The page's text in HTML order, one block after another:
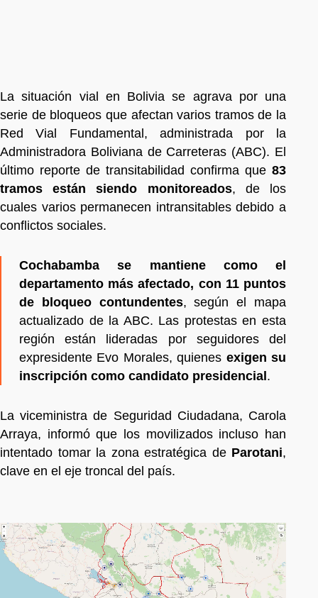
La situación vial en Bolivia se agrava por una
serie de bloqueos que afectan varios tramos de la
Red Vial Fundamental, administrada por la
Administradora Boliviana de Carreteras (ABC). El
último reporte de transitabilidad confirma que 83
tramos están siendo monitoreados, de los
cuales varios permanecen intransitables debido a
conflictos sociales.
Cochabamba se mantiene como el
departamento más afectado, con 11 puntos
de bloqueo contundentes, según el mapa
actualizado de la ABC. Las protestas en esta
región están lideradas por seguidores del
expresidente Evo Morales, quienes exigen su
inscripción como candidato presidencial.
La viceministra de Seguridad Ciudadana, Carola
Arraya, informó que los movilizados incluso han
intentado tomar la zona estratégica de Parotani,
clave en el eje troncal del país.